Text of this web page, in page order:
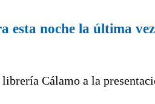
esta noche la última vez
Cálamo a la